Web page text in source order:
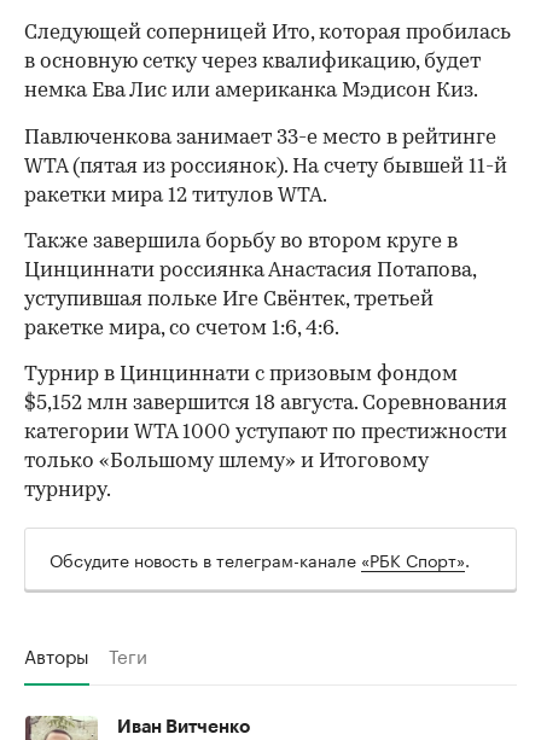
Следующей соперницей Ито, которая пробилась
в основную сетку через квалификацию, будет
немка Ева Лис или американка Мэдисон Киз.
00:00 / 00:00
Павлюченкова занимает 33-е место в рейтинге
WTA (пятая из россиянок). На счету бывшей 11-й
ракетки мира 12 титулов WTA.
Также завершила борьбу во втором круге в
Цинциннати россиянка Анастасия Потапова,
уступившая польке Иге Свёнтек, третьей
ракетке мира, со счетом 1:6, 4:6.
Турнир в Цинциннати с призовым фондом
$5,152 млн завершится 18 августа. Соревнования
категории WTA 1000 уступают по престижности
только «Большому шлему» и Итоговому
турниру.
Обсудите новость в телеграм-канале «РБК Спорт».
Авторы Теги
Иван Витченко